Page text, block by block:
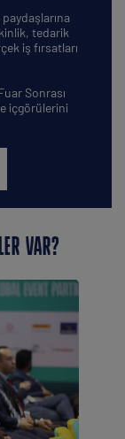
tedarik
iş fırsatları
Sonrası
içgörülerini
VAR?